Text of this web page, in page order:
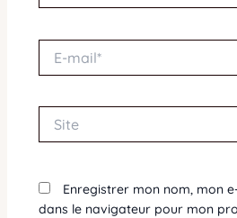
mail*
Enregistrer mon nom, mon
dans le navigateur pour mon